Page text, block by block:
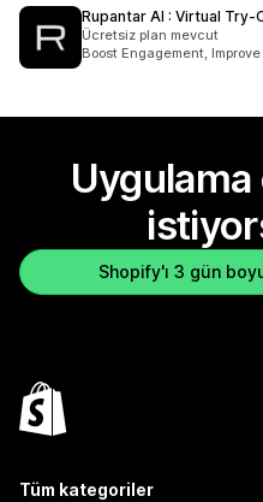
Rupantar AI : Virtual
Ücretsiz plan mevcut
Boost Engagement,
Shopify'ı 3 gün
Tüm kategoriler